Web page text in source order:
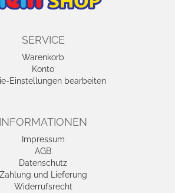
SERVICE
Warenkorb
Konto
Einstellungen bearbeiten
INFORMATIONEN
Impressum
AGB
Datenschutz
Zahlung und Lieferung
Widerrufsrecht